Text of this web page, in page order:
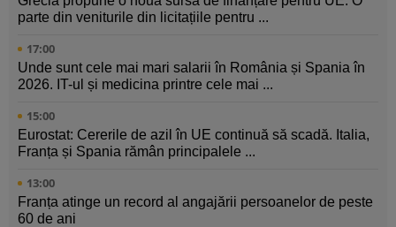
parte din veniturile din licitațiile pentru ...
17:00
Unde sunt cele mai mari salarii în România și Spania în
2026. IT-ul și medicina printre cele mai ...
15:00
Eurostat: Cererile de azil în UE continuă să scadă. Italia,
Franța și Spania rămân principalele ...
13:00
Franța atinge un record al angajării persoanelor de peste
60 de ani